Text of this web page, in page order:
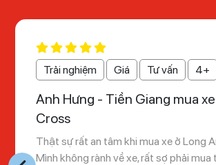
Trải nghiệm Giá Tư vấn 4+
Anh Hưng - Tiền Giang mua
Cross
Thật sự rất an tâm khi mua xe ở Long
Mình không rành về xe, rất sợ phải mua